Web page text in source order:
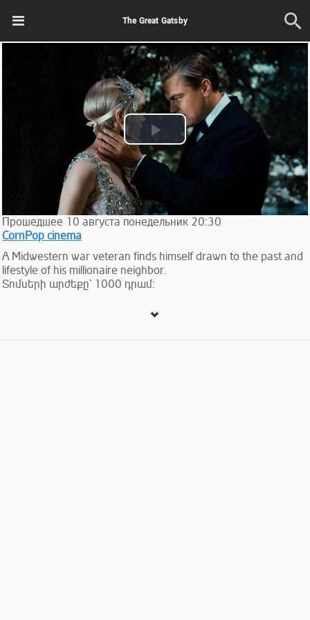
The Great Gatsby
Play
Video
Прошедшее 10 августа понедельник 20:30
CornPop cinema
A Midwestern war veteran finds himself drawn to the past and
lifestyle of his millionaire neighbor.
Տոմսերի արժեքը` 1000 դրամ: